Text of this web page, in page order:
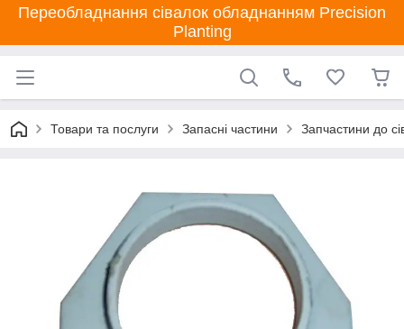
Переобладнання сівалок обладнанням Precision
Planting
Товари та послуги Запасні частини Запчастини до